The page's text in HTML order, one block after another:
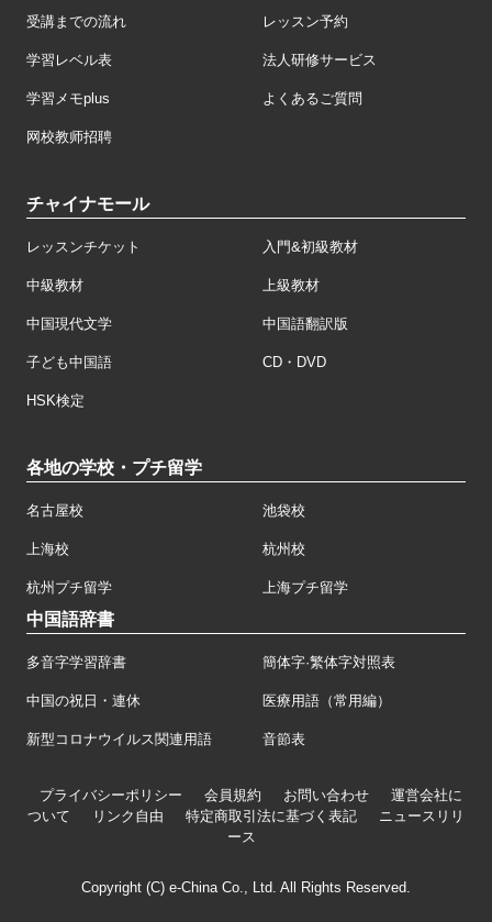
受講までの流れ レッスン予約
学習レベル表 法人研修サービス
学習メモplus よくあるご質問
网校教师招聘
チャイナモール
レッスンチケット 入門&初級教材
中級教材 上級教材
中国現代文学 中国語翻訳版
子ども中国語 CD・DVD
HSK検定
各地の学校・プチ留学
名古屋校 池袋校
上海校 杭州校
杭州プチ留学 上海プチ留学
中国語辞書
多音字学習辞書 簡体字·繁体字対照表
中国の祝日・連休 医療用語（常用編）
新型コロナウイルス関連用語 音節表
プライバシーポリシー 会員規約 お問い合わせ
運営会社に
ついて
リンク自由 特定商取引法に基づく表記
ニュースリリ
ース
Copyright (C) e-China Co., Ltd. All Rights Reserved.